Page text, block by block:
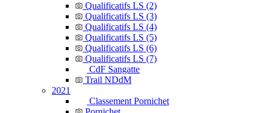
Qualificatifs LS (2)
Qualificatifs LS (3)
Qualificatifs LS (4)
Qualificatifs LS (5)
Qualificatifs LS (6)
Qualificatifs LS (7)
CdF Sangatte
Trail NDdM
2021
Classement Pornichet